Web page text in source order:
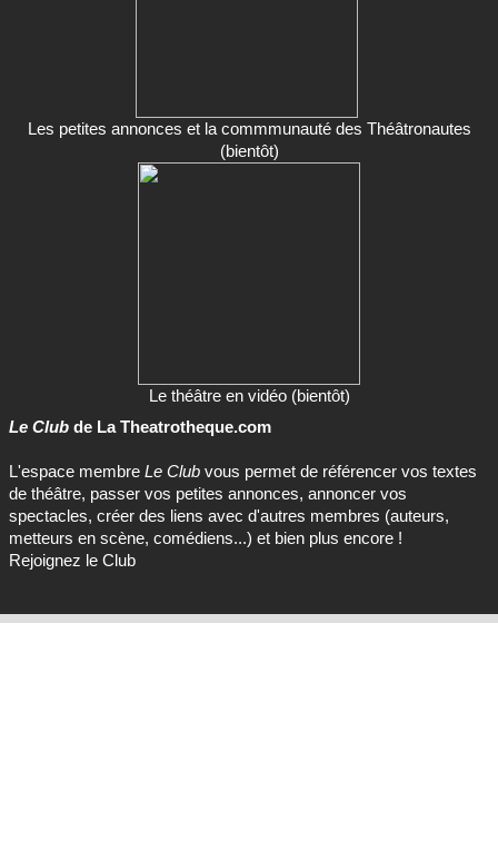
Les petites annonces et la commmunauté des Théâtronautes
(bientôt)
Le théâtre en vidéo (bientôt)
Le Club de La Theatrotheque.com
L'espace membre Le Club vous permet de référencer vos textes
de théâtre, passer vos petites annonces, annoncer vos
spectacles, créer des liens avec d'autres membres (auteurs,
metteurs en scène, comédiens...) et bien plus encore !
Rejoignez le Club